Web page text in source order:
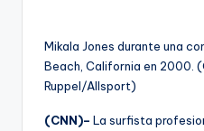
Mikala Jones durante una
Beach, California en 2000.
Ruppel/Allsport)
(CNN)– La surfista